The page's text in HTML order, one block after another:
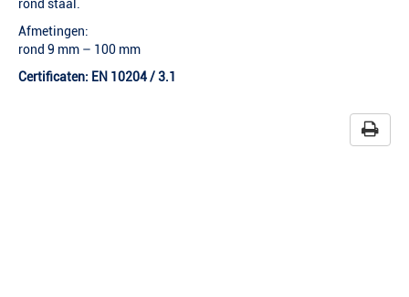
rond staal.
Afmetingen:
rond 9 mm – 100 mm
Certificaten: EN 10204 / 3.1